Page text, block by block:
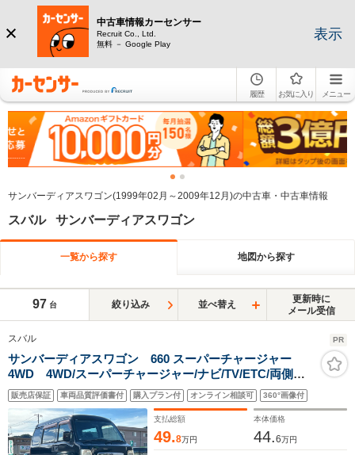
中古車情報カーセンサー
Recruit Co., Ltd.
無料 － Google Play
表示
履歴 お気に入り メニュー
サンバーディアスワゴン(1999年02月～2009年12月)の中古車・中古車情報
スバル サンバーディアスワゴン
一覧から探す 地図から探す
97 台 絞り込み 並べ替え
更新時に
メール受信
スバル PR
サンバーディアスワゴン 660 スーパーチャージャー
4WD 4WD/スーパーチャージャー/ナビ/TV/ETC/両側ス
ライドドア/キーレス/LEDヘッドライト
販売店保証 車両品質評価書付 購入プラン付 オンライン相談可 360°画像付
支払総額
49.8万円
本体価格
44.6万円